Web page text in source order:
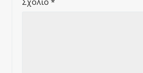
Σχόλιο *